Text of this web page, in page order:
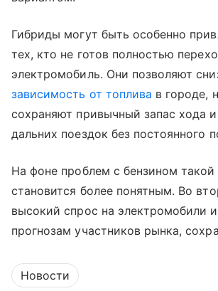
Гибриды могут быть особенно
тех, кто не готов полностью
электромобиль. Они позволяют
зависимость от топлива в городе,
сохраняют привычный запас хода
дальних поездок без постоянного
На фоне проблем с бензином
становится более понятным. Во
высокий спрос на электромобили
прогнозам участников рынка,
Новости